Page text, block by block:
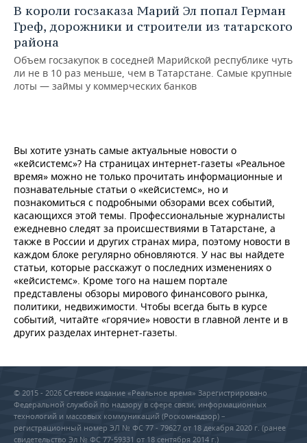
В короли госзаказа Марий Эл попал Герман
Греф, дорожники и строители из татарского
района
Объем госзакупок в соседней Марийской республике чуть
ли не в 10 раз меньше, чем в Татарстане. Самые крупные
лоты — займы у коммерческих банков
Вы хотите узнать самые актуальные новости о
«кейсистемс»? На страницах интернет-газеты «Реальное
время» можно не только прочитать информационные и
познавательные статьи о «кейсистемс», но и
познакомиться с подробными обзорами всех событий,
касающихся этой темы. Профессиональные журналисты
ежедневно следят за происшествиями в Татарстане, а
также в России и других странах мира, поэтому новости в
каждом блоке регулярно обновляются. У нас вы найдете
статьи, которые расскажут о последних изменениях о
«кейсистемс». Кроме того на нашем портале
представлены обзоры мирового финансового рынка,
политики, недвижимости. Чтобы всегда быть в курсе
событий, читайте «горячие» новости в главной ленте и в
других разделах интернет-газеты.
© 2015 - 2026 Сетевое издание «Реальное время» Зарегистрировано
Федеральной службой по надзору в сфере связи, информационных
технологий и массовых коммуникаций (Роскомнадзор) –
регистрационный номер ЭЛ № ФС 77 - 79627 от 18 декабря 2020 г. (ранее
свидетельство Эл № ФС 77-59331 от 18 сентября 2014 г.)